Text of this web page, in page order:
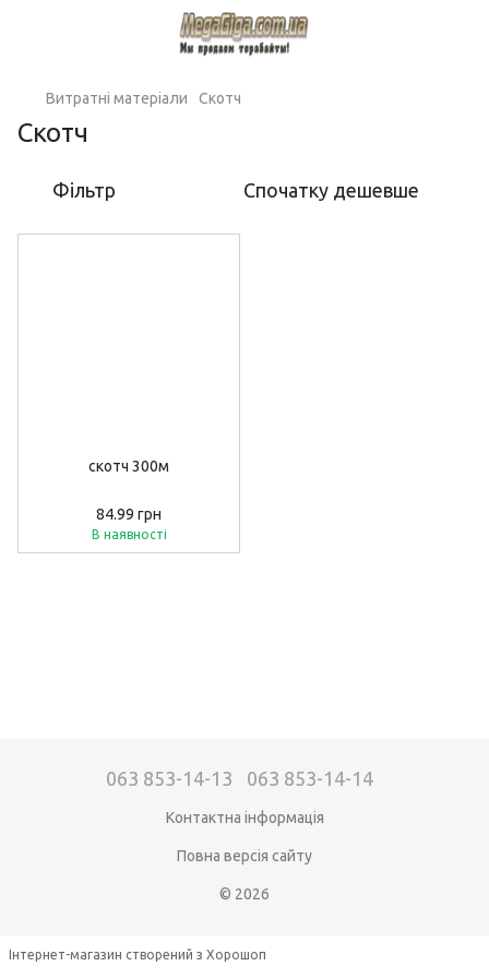
Витратні матеріали Скотч
Скотч
Фільтр Спочатку дешевше
скотч 300м
84.99 грн
В наявності
063 853-14-13 063 853-14-14
Контактна інформація
Повна версія сайту
© 2026
Інтернет-магазин створений з Хорошоп